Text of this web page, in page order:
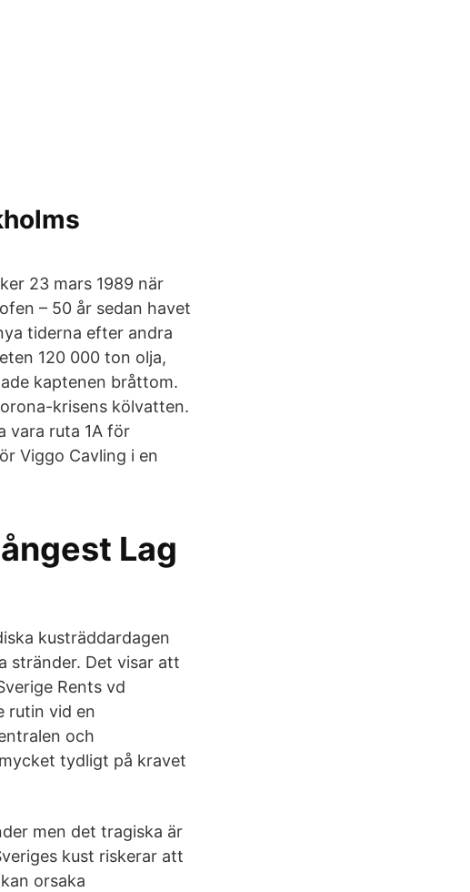
23 mars 1989 när
– 50 år sedan havet
tiderna efter andra
120 000 ton olja,
kaptenen bråttom.
krisens kölvatten.
vara ruta 1A för
Viggo Cavling i en
Lag
kusträddardagen
stränder. Det visar att
Rents vd
rutin vid en
och
tydligt på kravet
men det tragiska är
kust riskerar att
orsaka